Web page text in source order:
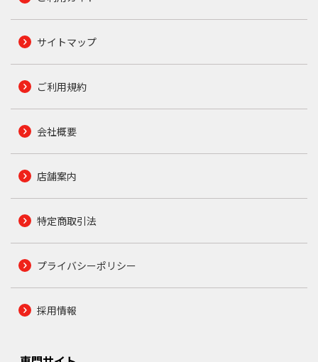
サイトマップ
ご利用規約
会社概要
店舗案内
特定商取引法
プライバシーポリシー
採用情報